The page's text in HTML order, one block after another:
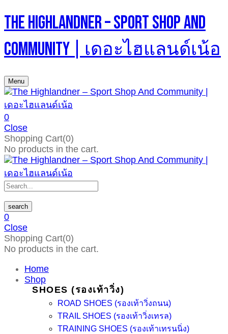
The Highlandner – Sport Shop And
Community | เดอะไฮแลนด์เน้อ
Menu
0
Close
Shopping Cart(0)
No products in the cart.
search
0
Close
Shopping Cart(0)
No products in the cart.
Home
Shop
SHOES (รองเท้าวิ่ง)
ROAD SHOES (รองเท้าวิ่งถนน)
TRAIL SHOES (รองเท้าวิ่งเทรล)
TRAINING SHOES (รองเท้าเทรนนิ่ง)